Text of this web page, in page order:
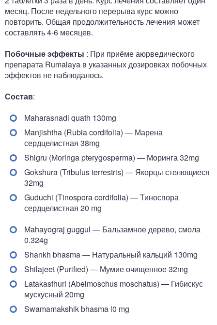
месяц. После недельного перерыва курс можно
повторить. Общая продолжительность лечения может
составлять 4-6 месяцев.
Побочные эффекты : При приёме аюрведического
препарата Rumalaya в указанных дозировках побочных
эффектов не наблюдалось.
Состав:
Maharasnadi quath 130mg
Manjishtha (Rubia cordifolia) — Марена
сердцелистная 38mg
Shigru (Moringa pterygosperma) — Моринга 32mg
Gokshura (Tribulus terrestris) — Якорцы стелющиеся
32mg
Guduchi (Tinospora cordifolia) — Тиноспора
сердцелистная 20 mg
Mahayograj guggul — Бальзамное дерево, смола
0.324g
Shankh bhasma — Натуральный кальций 130mg
Shilajeet (Purified) — Мумие очищенное 32mg
Latakasthuri (Abelmoschus moschatus) — Гибискус
мускусный 20mg
Swamamakshik bhasma l0 mg